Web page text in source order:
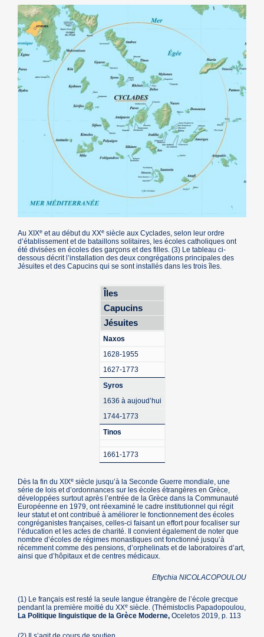
Au XIXe et au début du XXe siècle aux Cyclades, selon leur ordre
d’établissement et de bataillons solitaires, les écoles catholiques ont
été divisées en écoles des garçons et des filles. (3) Le tableau ci-
dessous décrit l’installation des deux congrégations principales des
Jésuites et des Capucins qui se sont installés dans les trois îles.
Îles
Capucins
Jésuites
Naxos
1628-1955
1627-1773
Syros
1636 à aujoud’hui
1744-1773
Tinos
1661-1773
Dès la fin du XIXe siècle jusqu’à la Seconde Guerre mondiale, une
série de lois et d’ordonnances sur les écoles étrangères en Grèce,
développées surtout après l’entrée de la Grèce dans la Communauté
Européenne en 1979, ont réexaminé le cadre institutionnel qui régit
leur statut et ont contribué à améliorer le fonctionnement des écoles
congréganistes françaises, celles-ci faisant un effort pour focaliser sur
l’éducation et les actes de charité. Il convient également de noter que
nombre d’écoles de régimes monastiques ont fonctionné jusqu’à
récemment comme des pensions, d’orphelinats et de laboratoires d’art,
ainsi que d’hôpitaux et de centres médicaux.
Eftychia NICOLACOPOULOU
(1) Le français est resté la seule langue étrangère de l’école grecque
pendant la première moitié du XXe siècle. (Thémistoclis Papadopoulou,
La Politique linguistique de la Grèce Moderne,Oceletos 2019, p. 113